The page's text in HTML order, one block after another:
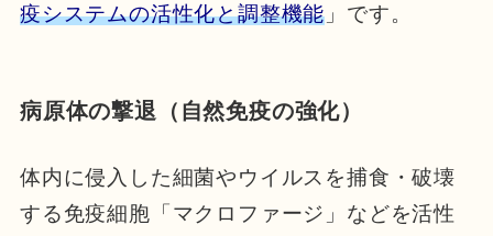
疫システムの活性化と調整機能 」です。
病原体の撃退（自然免疫の強化）
体内に侵入した細菌やウイルスを捕食・破壊
する免疫細胞「マクロファージ」などを活性